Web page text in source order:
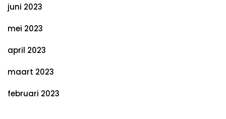
juni 2023
mei 2023
april 2023
maart 2023
februari 2023